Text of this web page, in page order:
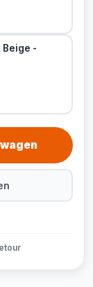
Beige -